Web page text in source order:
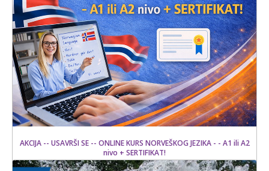
AKCIJA -- USAVRŠI SE -- ONLINE KURS NORVEŠKOG JEZIKA - - A1 ili A2
nivo + SERTIFIKAT!